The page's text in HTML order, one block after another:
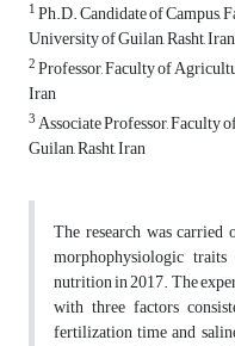
1Ph.D. Candidate of Campus,
University of Guilan, Rasht, Iran
2Professor, Faculty of
Iran
3Associate Professor, Faculty
Guilan, Rasht, Iran
The research was
morphophysiologic
nutrition in 2017. The
with three factors
fertilization time and